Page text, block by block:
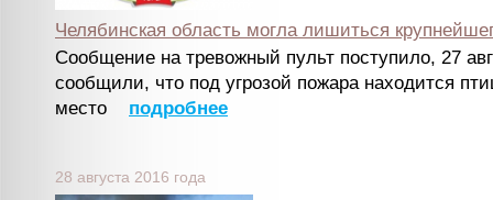
Челябинская область могла лишиться
Сообщение на тревожный пульт поступило, 27
сообщили, что под угрозой пожара находится
место подробнее
28 августа 2016 года